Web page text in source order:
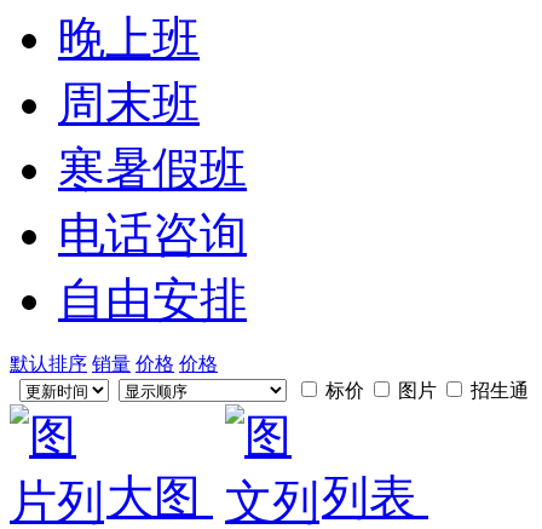
晚上班
周末班
寒暑假班
电话咨询
自由安排
默认排序 销量 价格 价格
标价
图片 招生通
大图 列表